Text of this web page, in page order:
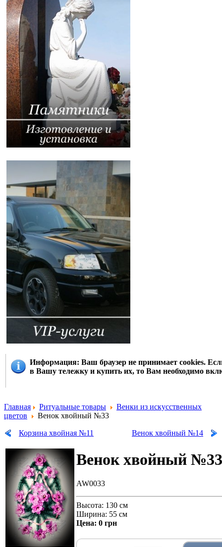
Информация: Ваш браузер не принимает cookies.
в Вашу тележку и купить их, то Вам необходимо
Главная Ритуальные товары
Венки из искусственных
цветов
Венок хвойный №33
Корзина хвойная №11 Венок хвойный №14
Венок хвойный №33
AW0033
Высота: 130 см
Ширина: 55 см
Цена: 0 грн